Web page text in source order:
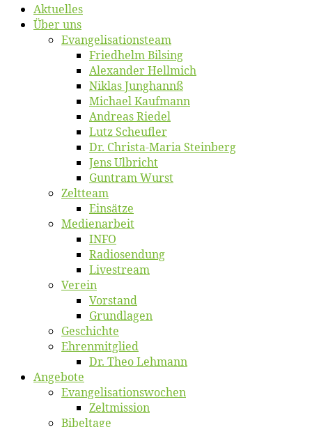
Ak­tu­el­les
Über uns
Evangelisa­tions­team
Fried­helm Bilsing
Alex­an­der Hellmich
Ni­klas Junghannß
Mi­cha­el Kaufmann
An­dre­as Riedel
Lutz Scheuf­ler
Dr. Chris­­ta-Ma­ria Steinberg
Jens Ulb­richt
Gun­tram Wurst
Zelt­team
Ein­sät­ze
Me­di­en­ar­beit
INFO
Ra­dio­sen­dung
Live­stream
Ver­ein
Vor­stand
Grund­la­gen
Ge­schich­te
Eh­ren­mit­glied
Dr. Theo Lehmann
An­ge­bo­te
Evangelisa­tions­wo­chen
Zelt­mis­si­on
Bi­bel­ta­ge